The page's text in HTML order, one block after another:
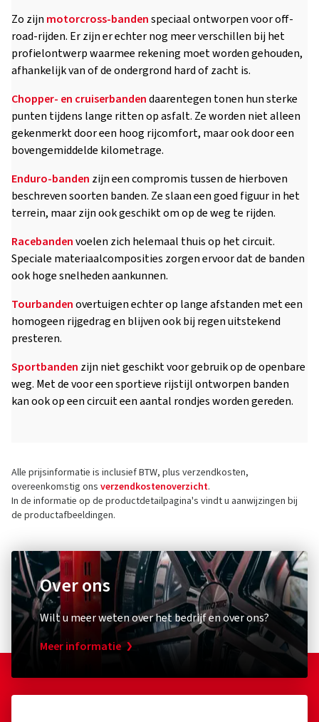
Zo zijn motorcross-bandenspeciaal ontworpen voor off-
road-rijden. Er zijn er echter nog meer verschillen bij het
profielontwerp waarmee rekening moet worden gehouden,
afhankelijk van of de ondergrond hard of zacht is.
Chopper- en cruiserbandendaarentegen tonen hun sterke
punten tijdens lange ritten op asfalt. Ze worden niet alleen
gekenmerkt door een hoog rijcomfort, maar ook door een
bovengemiddelde kilometrage.
Enduro-banden zijn een compromis tussen de hierboven
beschreven soorten banden. Ze slaan een goed figuur in het
terrein, maar zijn ook geschikt om op de weg te rijden.
Racebandenvoelen zich helemaal thuis op het circuit.
Speciale materiaalcomposities zorgen ervoor dat de banden
ook hoge snelheden aankunnen.
Tourbandenovertuigen echter op lange afstanden met een
homogeen rijgedrag en blijven ook bij regen uitstekend
presteren.
Sportbanden zijn niet geschikt voor gebruik op de openbare
weg. Met de voor een sportieve rijstijl ontworpen banden
kan ook op een circuit een aantal rondjes worden gereden.
Alle prijsinformatie is inclusief BTW, plus verzendkosten,
overeenkomstig ons verzendkostenoverzicht.
In de informatie op de productdetailpagina's vindt u aanwijzingen bij
de productafbeeldingen.
Over ons
Wilt u meer weten over het bedrijf en over ons?
Meer informatie